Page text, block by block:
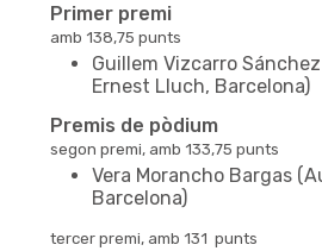
Primer premi
amb 138,75 punts
Guillem Vizcarro
Ernest Lluch, Barcelona)
Premis de pòdium
segon premi, amb 133,75 punts
Vera Morancho Bargas
Barcelona)
tercer premi, amb 131 punts